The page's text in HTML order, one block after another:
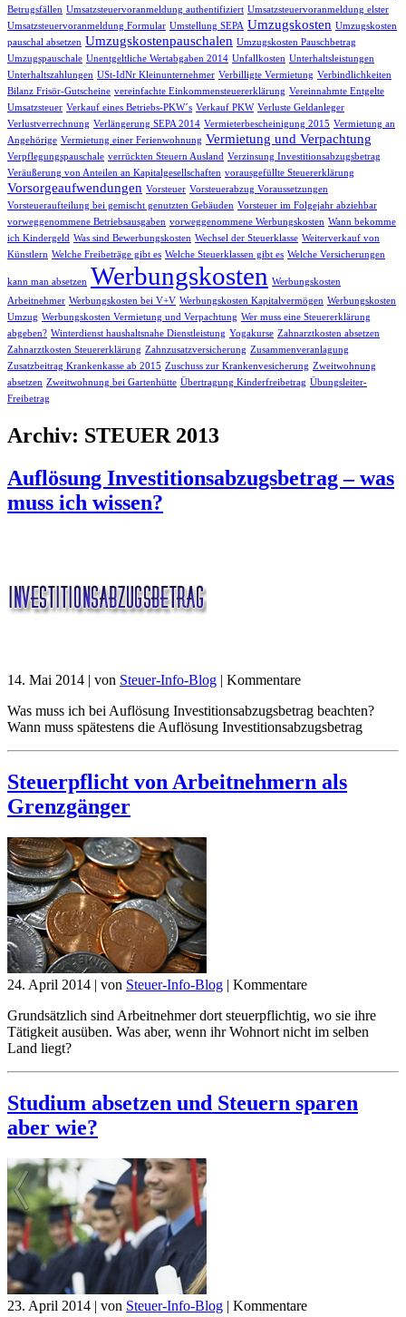
Betrugsfällen Umsatzsteuervoranmeldung authentifiziert Umsatzsteuervoranmeldung elster
Umsatzsteuervoranmeldung Formular Umstellung SEPA Umzugskosten Umzugskosten
pauschal absetzen Umzugskostenpauschalen Umzugskosten Pauschbetrag
Umzugspauschale Unentgeltliche Wertabgaben 2014 Unfallkosten Unterhaltsleistungen
Unterhaltszahlungen USt-IdNr Kleinunternehmer Verbilligte Vermietung Verbindlichkeiten
Bilanz Frisör-Gutscheine vereinfachte Einkommensteuererklärung Vereinnahmte Entgelte
Umsatzsteuer Verkauf eines Betriebs-PKW´s Verkauf PKW Verluste Geldanleger
Verlustverrechnung Verlängerung SEPA 2014 Vermieterbescheinigung 2015 Vermietung an
Angehörige Vermietung einer Ferienwohnung Vermietung und Verpachtung
Verpflegungspauschale verrückten Steuern Ausland Verzinsung Investitionsabzugsbetrag
Veräußerung von Anteilen an Kapitalgesellschaften vorausgefüllte Steuererklärung
Vorsorgeaufwendungen Vorsteuer Vorsteuerabzug Voraussetzungen
Vorsteueraufteilung bei gemischt genutzten Gebäuden Vorsteuer im Folgejahr abziehbar
vorweggenommene Betriebsausgaben vorweggenommene Werbungskosten Wann bekomme
ich Kindergeld Was sind Bewerbungskosten Wechsel der Steuerklasse Weiterverkauf von
Künstlern Welche Freibeträge gibt es Welche Steuerklassen gibt es Welche Versicherungen
kann man absetzen Werbungskosten Werbungskosten
Arbeitnehmer Werbungskosten bei V+V Werbungskosten Kapitalvermögen Werbungskosten
Umzug Werbungskosten Vermietung und Verpachtung Wer muss eine Steuererklärung
abgeben? Winterdienst haushaltsnahe Dienstleistung Yogakurse Zahnarztkosten absetzen
Zahnarztkosten Steuererklärung Zahnzusatzversicherung Zusammenveranlagung
Zusatzbeitrag Krankenkasse ab 2015 Zuschuss zur Krankenvesicherung Zweitwohnung
absetzen Zweitwohnung bei Gartenhütte Übertragung Kinderfreibetrag Übungsleiter-
Freibetrag
Archiv: STEUER 2013
Auflösung Investitionsabzugsbetrag – was
muss ich wissen?
14. Mai 2014 | von Steuer-Info-Blog | Kommentare
Was muss ich bei Auflösung Investitionsabzugsbetrag beachten?
Wann muss spätestens die Auflösung Investitionsabzugsbetrag
Steuerpflicht von Arbeitnehmern als
Grenzgänger
24. April 2014 | von Steuer-Info-Blog | Kommentare
Grundsätzlich sind Arbeitnehmer dort steuerpflichtig, wo sie ihre
Tätigkeit ausüben. Was aber, wenn ihr Wohnort nicht im selben
Land liegt?
Studium absetzen und Steuern sparen
aber wie?
23. April 2014 | von Steuer-Info-Blog | Kommentare